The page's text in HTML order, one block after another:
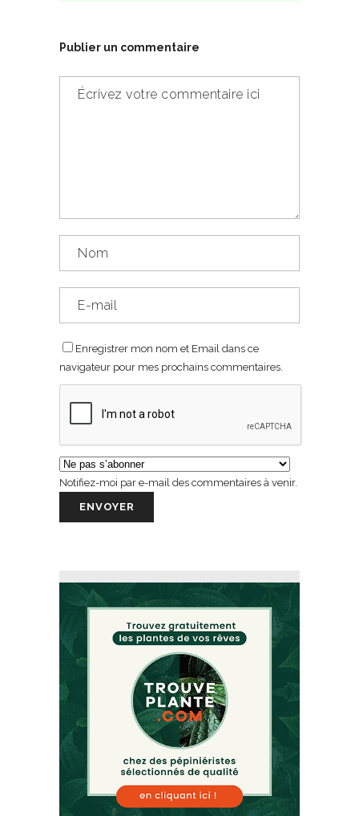
Publier un commentaire
Enregistrer mon nom et Email dans ce
navigateur pour mes prochains commentaires.
Notifiez-moi par e-mail des commentaires à venir.